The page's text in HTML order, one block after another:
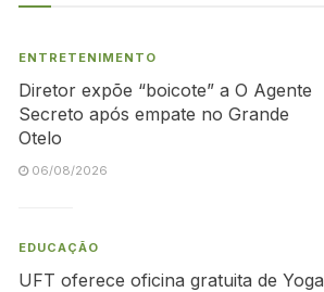
ENTRETENIMENTO
Diretor expõe “boicote” a O Agente
Secreto após empate no Grande
Otelo
06/08/2026
EDUCAÇÃO
UFT oferece oficina gratuita de Yoga